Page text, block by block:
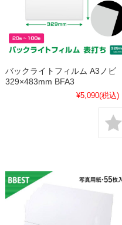
バックライトフィルム A3ノビ
329×483mm BFA3
¥5,090(税込)